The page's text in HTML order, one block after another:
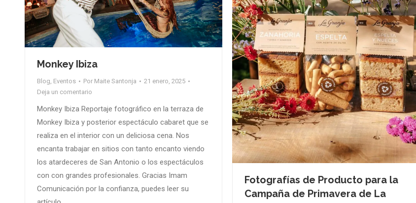
Monkey Ibiza
Blog, Eventos Por Maite Santonja
21 enero, 2025
Deja un comentario
Monkey Ibiza Reportaje fotográfico en la terraza de
Monkey Ibiza y posterior espectáculo cabaret que se
realiza en el interior con un deliciosa cena. Nos
encanta trabajar en sitios con tanto encanto viendo
los atardeceres de San Antonio o los espectáculos
con con grandes profesionales. Gracias Imam
Comunicación por la confianza, puedes leer su
Fotografías de Producto para la
Campaña de Primavera de La